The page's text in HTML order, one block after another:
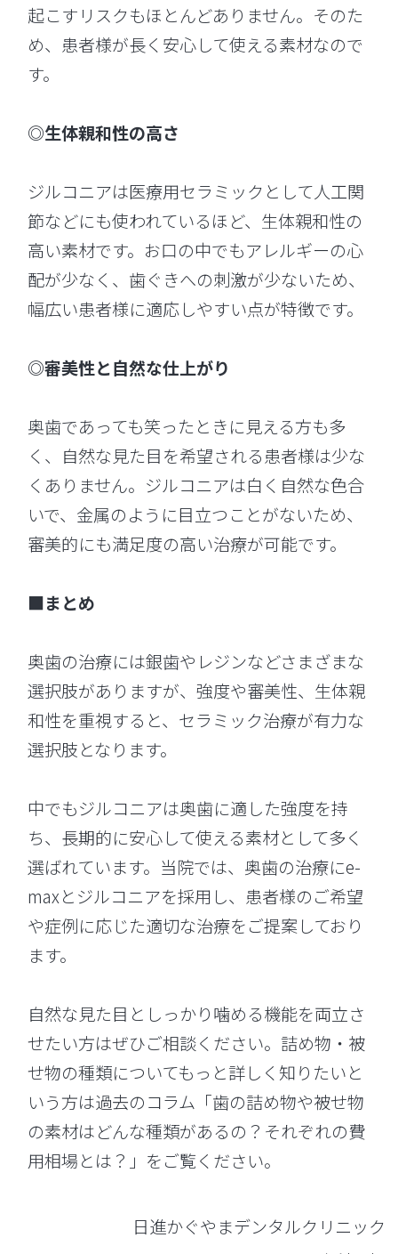
起こすリスクもほとんどありません。そのた
め、患者様が長く安心して使える素材なので
す。
◎生体親和性の高さ
ジルコニアは医療用セラミックとして人工関
節などにも使われているほど、生体親和性の
高い素材です。お口の中でもアレルギーの心
配が少なく、歯ぐきへの刺激が少ないため、
幅広い患者様に適応しやすい点が特徴です。
◎審美性と自然な仕上がり
奥歯であっても笑ったときに見える方も多
く、自然な見た目を希望される患者様は少な
くありません。ジルコニアは白く自然な色合
いで、金属のように目立つことがないため、
審美的にも満足度の高い治療が可能です。
■まとめ
奥歯の治療には銀歯やレジンなどさまざまな
選択肢がありますが、強度や審美性、生体親
和性を重視すると、セラミック治療が有力な
選択肢となります。
中でもジルコニアは奥歯に適した強度を持
ち、長期的に安心して使える素材として多く
選ばれています。当院では、奥歯の治療にe-
maxとジルコニアを採用し、患者様のご希望
や症例に応じた適切な治療をご提案しており
ます。
自然な見た目としっかり噛める機能を両立さ
せたい方はぜひご相談ください。詰め物・被
せ物の種類についてもっと詳しく知りたいと
いう方は過去のコラム「歯の詰め物や被せ物
の素材はどんな種類があるの？それぞれの費
用相場とは？ 」をご覧ください。
日進かぐやまデンタルクリニック